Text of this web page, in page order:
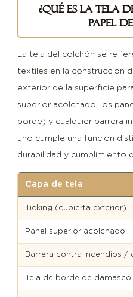
¿Qué es la tela
papel
La tela del colchón se
textiles en la construcción
exterior de la superficie
superior acolchado, los
borde) y cualquier barrera
uno cumple una función
durabilidad y cumplimiento
Capa de tela
Ticking (cubierta exterior)
Panel superior acolchado
Barrera contra incendios /
Tela de borde de damasco